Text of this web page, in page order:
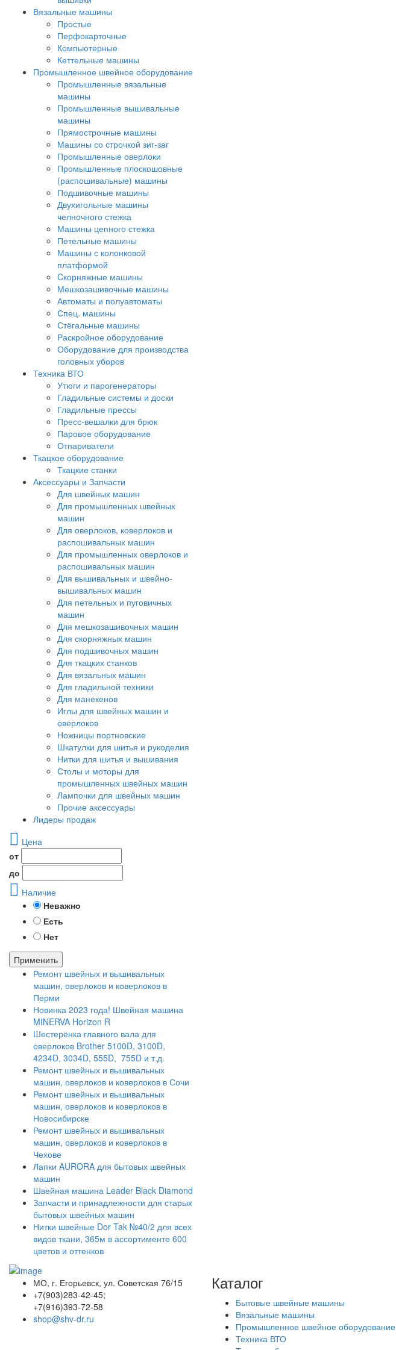
Вязальные машины
Простые
Перфокарточные
Компьютерные
Кеттельные машины
Промышленное швейное оборудование
Промышленные вязальные
машины
Промышленные вышивальные
машины
Прямострочные машины
Машины со строчкой зиг-заг
Промышленные оверлоки
Промышленные плоскошовные
(распошивальные) машины
Подшивочные машины
Двухигольные машины
челночного стежка
Машины цепного стежка
Петельные машины
Машины с колонковой
платформой
Cкорняжные машины
Мешкозашивочные машины
Автоматы и полуавтоматы
Спец. машины
Стёгальные машины
Раскройное оборудование
Оборудование для производства
головных уборов
Техника ВТО
Утюги и парогенераторы
Гладильные системы и доски
Гладильные прессы
Пресс-вешалки для брюк
Паровое оборудование
Отпариватели
Ткацкое оборудование
Ткацкие станки
Аксессуары и Запчасти
Для швейных машин
Для промышленных швейных
машин
Для оверлоков, коверлоков и
распошивальных машин
Для промышленных оверлоков и
распошивальных машин
Для вышивальных и швейно-
вышивальных машин
Для петельных и пуговичных
машин
Для мешкозашивочных машин
Для скорняжных машин
Для подшивочных машин
Для ткацких станков
Для вязальных машин
Для гладильной техники
Для манекенов
Иглы для швейных машин и
оверлоков
Ножницы портновские
Шкатулки для шитья и рукоделия
Нитки для шитья и вышивания
Столы и моторы для
промышленных швейных машин
Лампочки для швейных машин
Прочие аксессуары
Лидеры продаж
Цена
от
до
Наличие
Неважно
Есть
Нет
Применить
Ремонт швейных и вышивальных
машин, оверлоков и коверлоков в
Перми
Новинка 2023 года! Швейная машина
MINERVA Horizon R
Шестерёнка главного вала для
оверлоков Brother 5100D, 3100D,
4234D, 3034D, 555D, 755D и т.д.
Ремонт швейных и вышивальных
машин, оверлоков и коверлоков в Сочи
Ремонт швейных и вышивальных
машин, оверлоков и коверлоков в
Новосибирске
Ремонт швейных и вышивальных
машин, оверлоков и коверлоков в
Чехове
Лапки AURORA для бытовых швейных
машин
Швейная машина Leader Black Diamond
Запчасти и принадлежности для старых
бытовых швейных машин
Нитки швейные Dor Tak №40/2 для всех
видов ткани, 365м в ассортименте 600
цветов и оттенков
МО, г. Егорьевск, ул. Советская 76/15
+7(903)283-42-45;
+7(916)393-72-58
shop@shv-dr.ru
Каталог
Бытовые швейные машины
Вязальные машины
Промышленное швейное оборудование
Техника ВТО